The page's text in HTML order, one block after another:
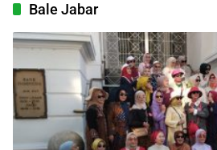
Bale Jabar